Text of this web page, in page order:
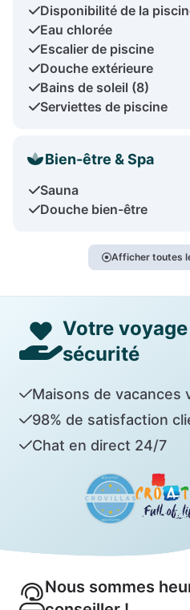
Disponibilité de la
Eau chlorée
Escalier de piscine
Douche extérieure
Bains de soleil (8)
Serviettes de piscine
Bien-être & Spa
Sauna
Douche bien-être
Afficher toutes
Votre
sécurité
Maisons de vacances
98% de satisfaction
Chat en direct 24/7
Nous sommes